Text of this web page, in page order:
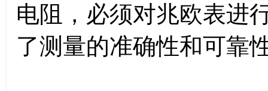
电阻，必须对兆欧表进
了测量的准确性和可靠